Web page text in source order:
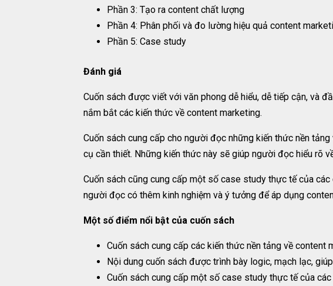
Phần 3: Tạo ra content chất lượng
Phần 4: Phân phối và đo lường hiệu quả content
Phần 5: Case study
Đánh giá
Cuốn sách được viết với văn phong dễ hiểu, dễ tiếp cận, và
nắm bắt các kiến thức về content marketing.
Cuốn sách cung cấp cho người đọc những kiến thức nền
cụ cần thiết. Những kiến thức này sẽ giúp người đọc hiểu rõ
Cuốn sách cũng cung cấp một số case study thực tế của
người đọc có thêm kinh nghiệm và ý tưởng để áp dụng
Một số điểm nổi bật của cuốn sách
Cuốn sách cung cấp các kiến thức nền tảng về content
Nội dung cuốn sách được trình bày logic, mạch lạc,
Cuốn sách cung cấp một số case study thực tế của